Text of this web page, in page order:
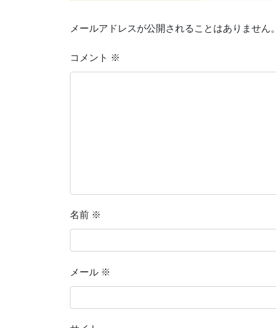
メールアドレスが公開されることはありません。
コメント ※
名前 ※
メール ※